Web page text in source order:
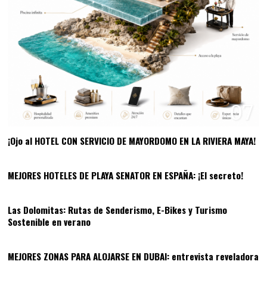
07
¡Ojo al HOTEL CON SERVICIO DE MAYORDOMO EN LA RIVIERA MAYA!
08
MEJORES HOTELES DE PLAYA SENATOR EN ESPAÑA: ¡El secreto!
09
Las Dolomitas: Rutas de Senderismo, E-Bikes y Turismo
Sostenible en verano
MEJORES ZONAS PARA ALOJARSE EN DUBAI: entrevista reveladora
11